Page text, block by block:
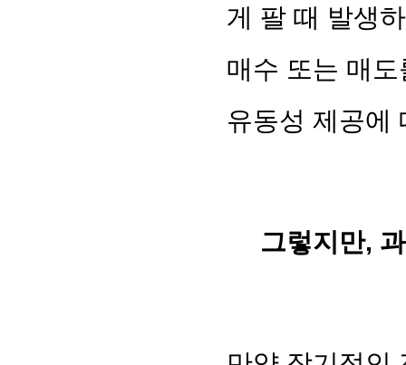
게 팔 때 발생
매수 또는 매
유동성 제공에
그렇지만,